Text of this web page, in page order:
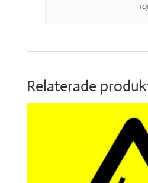
Relaterade